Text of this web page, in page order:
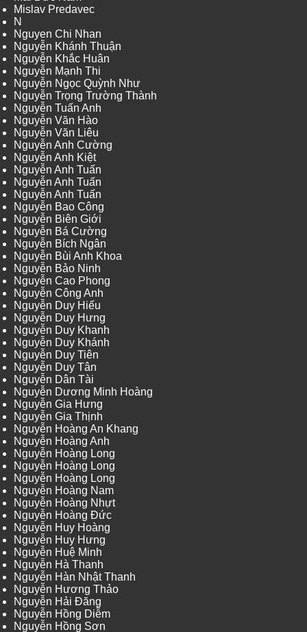
Mislav Predavec
N
Nguyen Chi Nhan
Nguyễn Khánh Thuận
Nguyễn Khắc Huân
Nguyễn Mạnh Thi
Nguyễn Ngọc Quỳnh Như
Nguyễn Trọng Trường Thành
Nguyễn Tuấn Anh
Nguyễn Văn Hào
Nguyễn Văn Liêu
Nguyễn Anh Cường
Nguyễn Anh Kiệt
Nguyễn Anh Tuấn
Nguyễn Anh Tuấn
Nguyễn Anh Tuấn
Nguyễn Bao Công
Nguyễn Biên Giới
Nguyễn Bá Cường
Nguyễn Bích Ngân
Nguyễn Bùi Anh Khoa
Nguyễn Bảo Ninh
Nguyễn Cao Phong
Nguyễn Công Anh
Nguyễn Duy Hiếu
Nguyễn Duy Hưng
Nguyễn Duy Khanh
Nguyễn Duy Khánh
Nguyễn Duy Tiên
Nguyễn Duy Tân
Nguyễn Dân Tài
Nguyễn Dương Minh Hoàng
Nguyễn Gia Hưng
Nguyễn Gia Thịnh
Nguyễn Hoàng An Khang
Nguyễn Hoàng Anh
Nguyễn Hoàng Long
Nguyễn Hoàng Long
Nguyễn Hoàng Long
Nguyễn Hoàng Nam
Nguyễn Hoàng Nhựt
Nguyễn Hoàng Đức
Nguyễn Huy Hoàng
Nguyễn Huy Hưng
Nguyễn Huệ Minh
Nguyễn Hà Thanh
Nguyễn Hàn Nhật Thanh
Nguyễn Hương Thảo
Nguyễn Hải Đăng
Nguyễn Hồng Diễm
Nguyễn Hồng Sơn